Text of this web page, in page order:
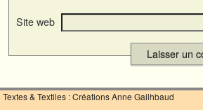
Site web
Textes & Textiles : Créations Anne Gailhbaud